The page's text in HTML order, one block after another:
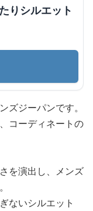
りシルエット
ズジーパンです。
コーディネートの
を演出し、メンズ
ないシルエット